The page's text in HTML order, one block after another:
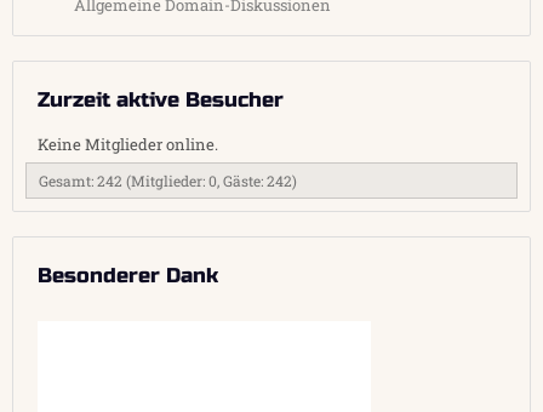
Allgemeine Domain-Diskussionen
Zurzeit aktive Besucher
Keine Mitglieder online.
Gesamt: 242 (Mitglieder: 0, Gäste: 242)
Besonderer Dank